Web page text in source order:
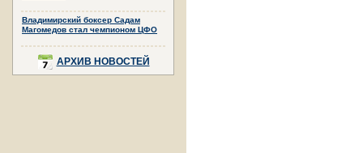
Владимирский боксер Садам
Магомедов стал чемпионом ЦФО
АРХИВ НОВОСТЕЙ